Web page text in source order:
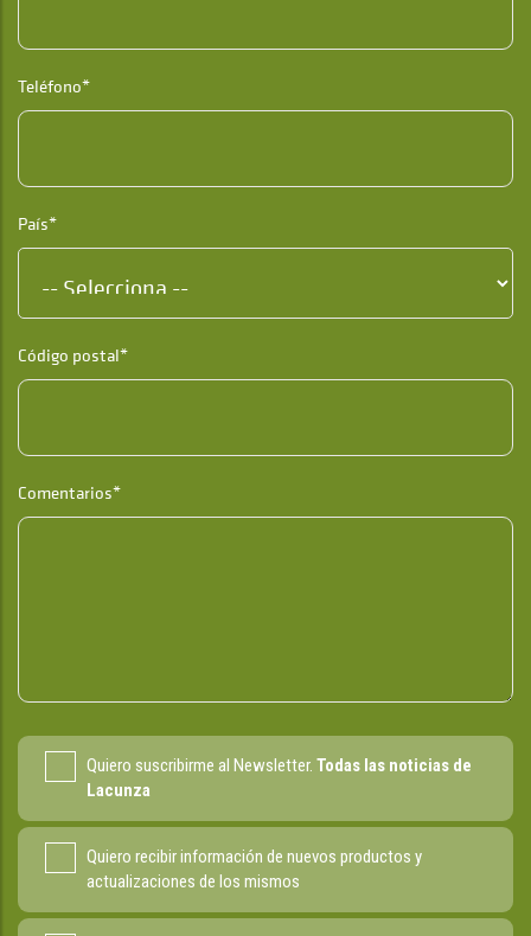
Teléfono*
País*
Código postal*
Comentarios*
Quiero suscribirme al Newsletter. Todas las noticias de
Lacunza
Quiero recibir información de nuevos productos y
actualizaciones de los mismos